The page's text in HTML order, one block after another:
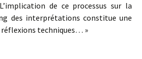
de ce processus sur la
des interprétations constitue une
réflexions techniques… »